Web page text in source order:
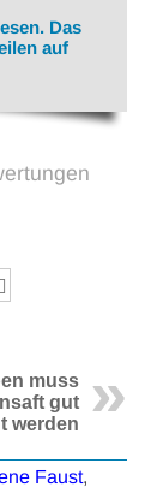
Das
auf
muss
gut
werden
Faust,